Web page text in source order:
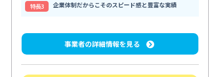
特⻑3
企業体制だからこそのスピード感と豊富な実績
事業者の詳細情報を見る